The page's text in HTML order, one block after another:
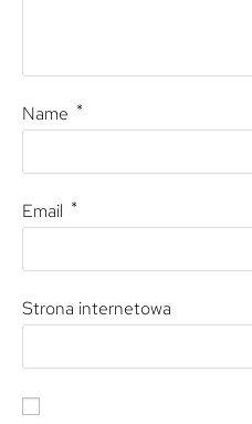
Name *
Email *
Strona internetowa